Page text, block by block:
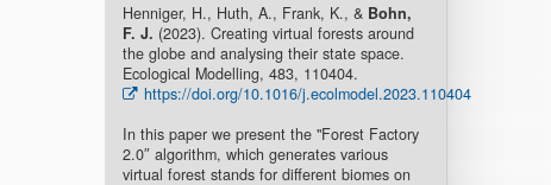
Henniger, H., Huth, A., Frank, K., & Bohn,
F. J. (2023). Creating virtual forests around
the globe and analysing their state space.
Ecological Modelling, 483, 110404.
https://doi.org/10.1016/j.ecolmodel.2023.110404
In this paper we present the "Forest Factory
2.0″ algorithm, which generates various
virtual forest stands for different biomes on